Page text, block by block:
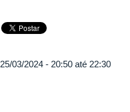
25/03/2024 - 20:50 até 22:30